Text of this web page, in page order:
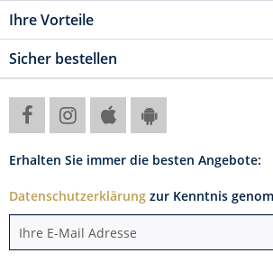
Ihre Vorteile
Sicher bestellen
Erhalten Sie immer die besten Angebote:
Datenschutzerklärung zur Kenntnis